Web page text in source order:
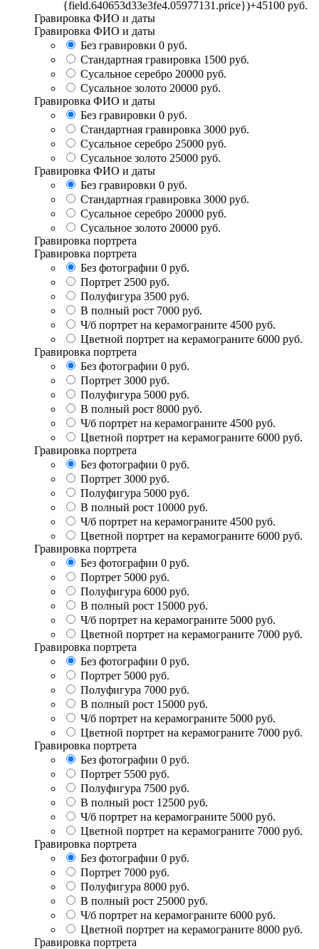
{field.640653d33e3fe4.05977131.price})+45100 руб.
Гравировка ФИО и даты
Гравировка ФИО и даты
Без гравировки 0 руб.
Стандартная гравировка 1500 руб.
Сусальное серебро 20000 руб.
Сусальное золото 20000 руб.
Гравировка ФИО и даты
Без гравировки 0 руб.
Стандартная гравировка 3000 руб.
Сусальное серебро 25000 руб.
Сусальное золото 25000 руб.
Гравировка ФИО и даты
Без гравировки 0 руб.
Стандартная гравировка 3000 руб.
Сусальное серебро 20000 руб.
Сусальное золото 20000 руб.
Гравировка портрета
Гравировка портрета
Без фотографии 0 руб.
Портрет 2500 руб.
Полуфигура 3500 руб.
В полный рост 7000 руб.
Ч/б портрет на керамограните 4500 руб.
Цветной портрет на керамограните 6000 руб.
Гравировка портрета
Без фотографии 0 руб.
Портрет 3000 руб.
Полуфигура 5000 руб.
В полный рост 8000 руб.
Ч/б портрет на керамограните 4500 руб.
Цветной портрет на керамограните 6000 руб.
Гравировка портрета
Без фотографии 0 руб.
Портрет 3000 руб.
Полуфигура 5000 руб.
В полный рост 10000 руб.
Ч/б портрет на керамограните 4500 руб.
Цветной портрет на керамограните 6000 руб.
Гравировка портрета
Без фотографии 0 руб.
Портрет 5000 руб.
Полуфигура 6000 руб.
В полный рост 15000 руб.
Ч/б портрет на керамограните 5000 руб.
Цветной портрет на керамограните 7000 руб.
Гравировка портрета
Без фотографии 0 руб.
Портрет 5000 руб.
Полуфигура 7000 руб.
В полный рост 15000 руб.
Ч/б портрет на керамограните 5000 руб.
Цветной портрет на керамограните 7000 руб.
Гравировка портрета
Без фотографии 0 руб.
Портрет 5500 руб.
Полуфигура 7500 руб.
В полный рост 12500 руб.
Ч/б портрет на керамограните 5000 руб.
Цветной портрет на керамограните 7000 руб.
Гравировка портрета
Без фотографии 0 руб.
Портрет 7000 руб.
Полуфигура 8000 руб.
В полный рост 25000 руб.
Ч/б портрет на керамограните 6000 руб.
Цветной портрет на керамограните 8000 руб.
Гравировка портрета